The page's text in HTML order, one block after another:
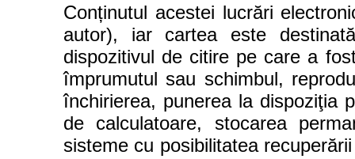
Conținutul acestei lucrări
autor), iar cartea este
dispozitivul de citire pe care a
împrumutul sau schimbul,
închirierea, punerea la dispoziţia
de calculatoare, stocarea
sisteme cu posibilitatea